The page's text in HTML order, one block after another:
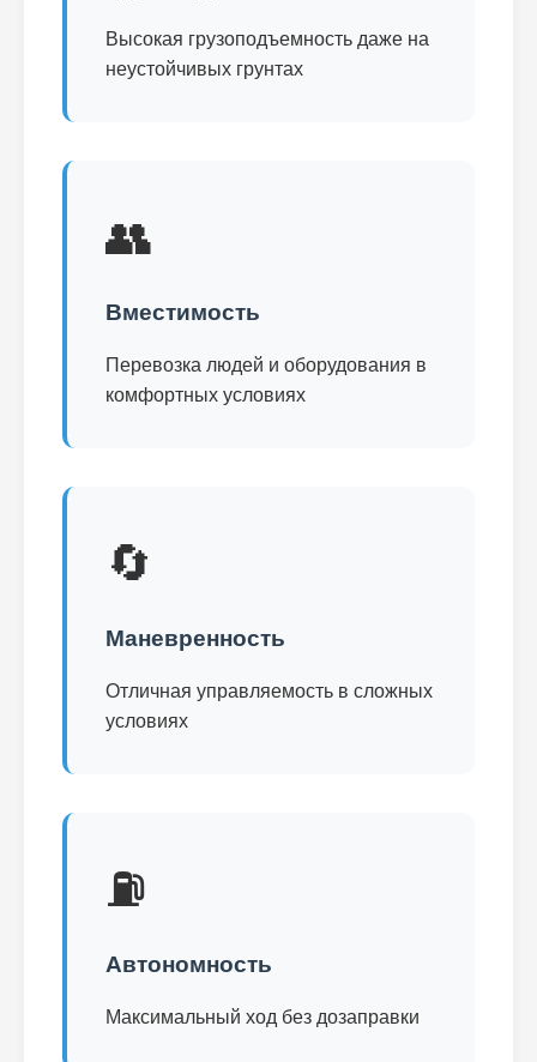
Высокая грузоподъемность даже на
неустойчивых грунтах
👥
Вместимость
Перевозка людей и оборудования в
комфортных условиях
🔄
Маневренность
Отличная управляемость в сложных
условиях
⛽
Автономность
Максимальный ход без дозаправки